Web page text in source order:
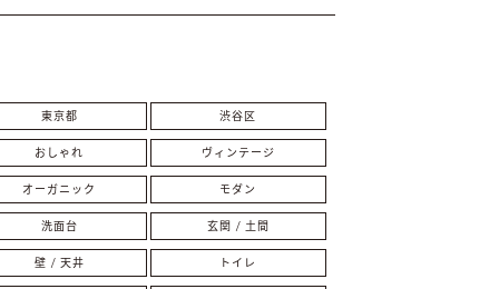
東京都 渋谷区
おしゃれ ヴィンテージ
オーガニック モダン
洗面台 玄関 / 土間
壁 / 天井 トイレ